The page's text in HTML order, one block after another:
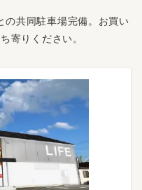
の共同駐車場完備。お買い
寄りください。